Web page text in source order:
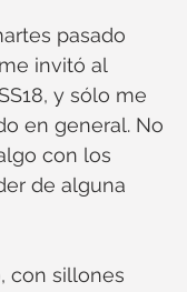
pasado
invitó al
y sólo me
en general. No
con los
de alguna
con sillones